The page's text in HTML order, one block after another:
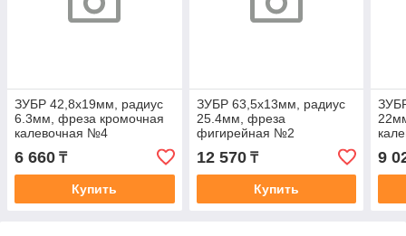
ЗУБР 42,8x19мм, радиус
6.3мм, фреза кромочная
калевочная №4
6 660 ₸
Купить
ЗУБР 63,5x13мм, радиус
25.4мм, фреза
фигирейная №2
12 570₸
Купить
9